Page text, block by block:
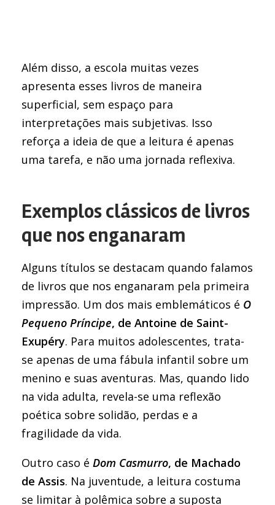
Além disso, a escola muitas vezes
apresenta esses livros de maneira
superficial, sem espaço para
interpretações mais subjetivas. Isso
reforça a ideia de que a leitura é apenas
uma tarefa, e não uma jornada reflexiva.
Exemplos clássicos de livros
que nos enganaram
Alguns títulos se destacam quando falamos
de livros que nos enganaram pela primeira
impressão. Um dos mais emblemáticos é O
Pequeno Príncipe, de Antoine de Saint-
Exupéry. Para muitos adolescentes, trata-
se apenas de uma fábula infantil sobre um
menino e suas aventuras. Mas, quando lido
na vida adulta, revela-se uma reflexão
poética sobre solidão, perdas e a
fragilidade da vida.
Outro caso é Dom Casmurro, de Machado
de Assis. Na juventude, a leitura costuma
se limitar à polêmica sobre a suposta